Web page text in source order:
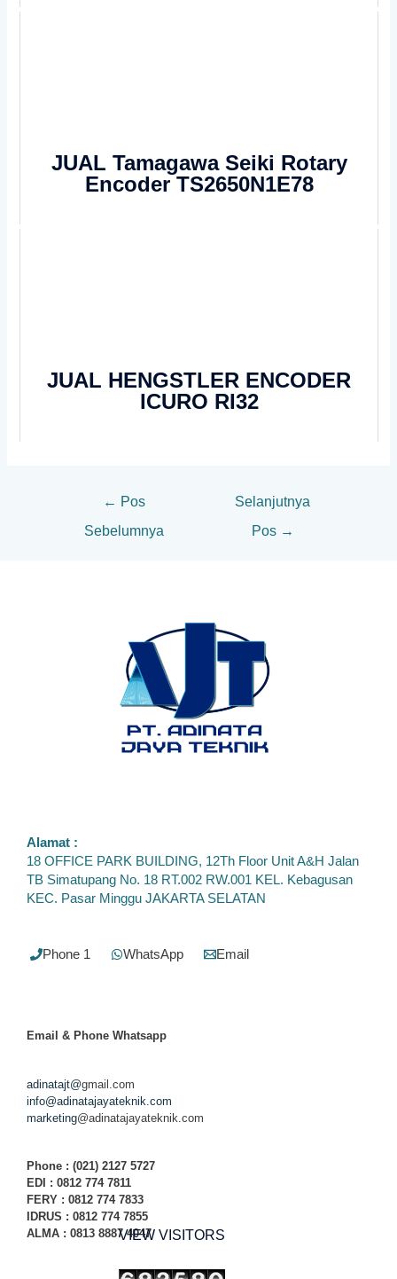
JUAL Tamagawa Seiki Rotary
Encoder TS2650N1E78
JUAL HENGSTLER ENCODER
ICURO RI32
← Pos
Sebelumnya
Selanjutnya
Pos →
Alamat :
18 OFFICE PARK BUILDING, 12Th Floor Unit A&H Jalan
TB Simatupang No. 18 RT.002 RW.001 KEL. Kebagusan
KEC. Pasar Minggu JAKARTA SELATAN
Phone 1 WhatsApp Email
Email & Phone Whatsapp
adinatajt@gmail.com
info@adinatajayateknik.com
marketing@adinatajayateknik.com
Phone : (021) 2127 5727
EDI : 0812 774 7811
FERY : 0812 774 7833
IDRUS : 0812 774 7855
ALMA : 0813 8887 4047VIEW VISITORS